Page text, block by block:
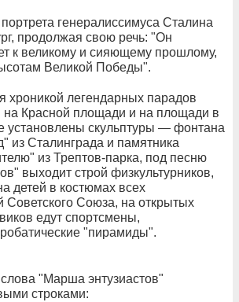
генералиссимуса Сталина
продолжая свою речь: "Он
к великому и сияющему прошлому,
Великой Победы".
хроникой легендарных парадов
на Красной площади и на площади в
установлены скульптуры — фонтана
из Сталинграда и памятника
из Трептов-парка, под песню
выходит строй физкультурников,
детей в костюмах всех
Советского Союза, на открытых
едут спортсмены,
"пирамиды".
"Марша энтузиастов"
строками: